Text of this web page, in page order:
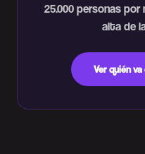
25.000 personas
alta de
Ver quién